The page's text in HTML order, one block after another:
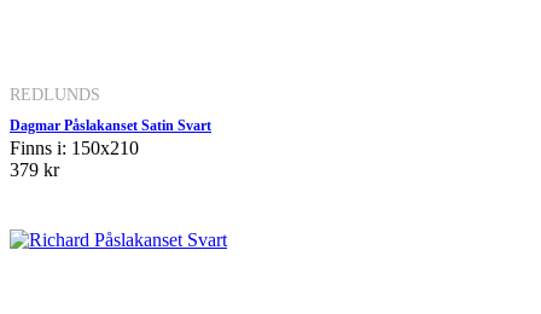
REDLUNDS
Dagmar Påslakanset Satin Svart
Finns i: 150x210
379 kr